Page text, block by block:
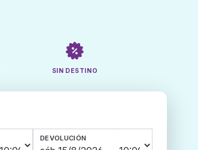
SIN DESTINO
DEVOLUCIÓN